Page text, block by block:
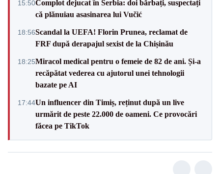
15:50Complot dejucat în Serbia: doi bărbați, suspectați
că plănuiau asasinarea lui Vučić
18:56Scandal la UEFA! Florin Prunea, reclamat de
FRF după derapajul sexist de la Chișinău
18:25Miracol medical pentru o femeie de 82 de ani. Și-a
recăpătat vederea cu ajutorul unei tehnologii
bazate pe AI
17:44Un influencer din Timiș, reținut după un live
urmărit de peste 22.000 de oameni. Ce provocări
făcea pe TikTok